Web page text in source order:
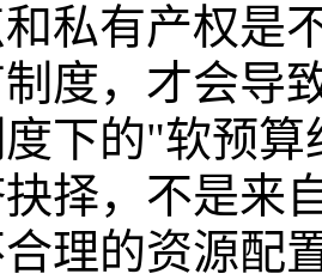
私有产权是
度，才会导
下的"软预
择，不是来
理的资源配